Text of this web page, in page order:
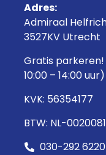
Adres:
Admiraal
3527KV Utrecht
Gratis
10:00 – 14:00 uur)
KVK: 56354177
BTW: NL-
030-292 6220